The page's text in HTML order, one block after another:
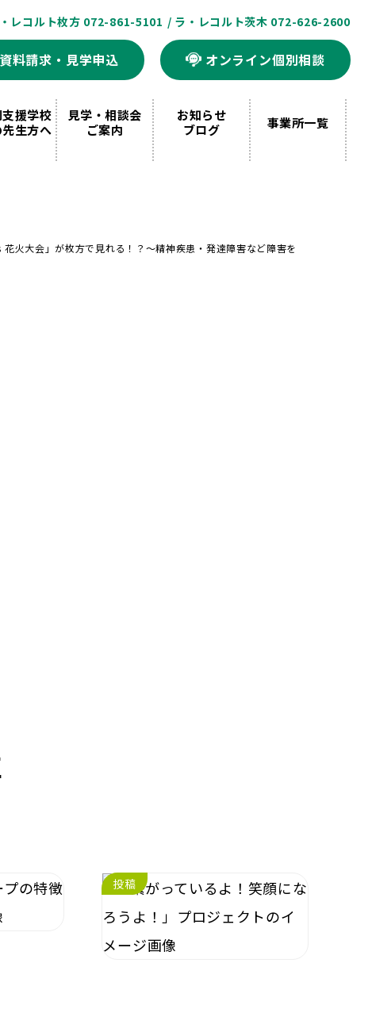
レコルト枚方 072-861-5101 / ラ・レコルト茨木 072-626-2600
資料請求・見学申込 オンライン個別相談
援学校
生方へ
見学・相談会
ご案内
お知らせ
ブログ
事業所一覧
火大会」が枚方で見れる！？～精神疾患・発達障害など障害を
投稿